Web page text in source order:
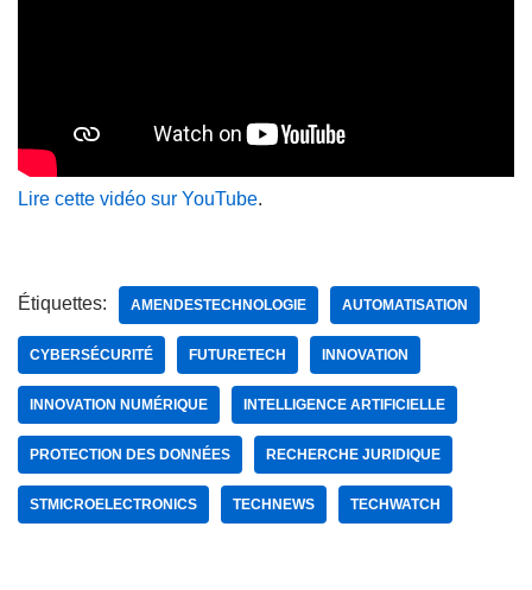
Lire cette vidéo sur YouTube.
Étiquettes: AMENDESTECHNOLOGIE AUTOMATISATION
CYBERSÉCURITÉ FUTURETECH INNOVATION
INNOVATION NUMÉRIQUE INTELLIGENCE ARTIFICIELLE
PROTECTION DES DONNÉES RECHERCHE JURIDIQUE
STMICROELECTRONICS TECHNEWS TECHWATCH